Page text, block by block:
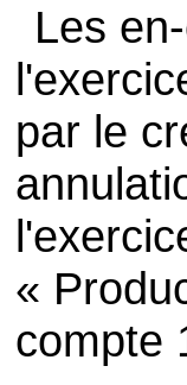
Les
par le
«
compte